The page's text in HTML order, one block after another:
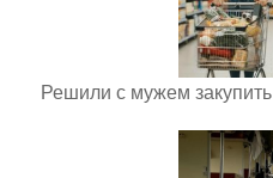
Решили с мужем